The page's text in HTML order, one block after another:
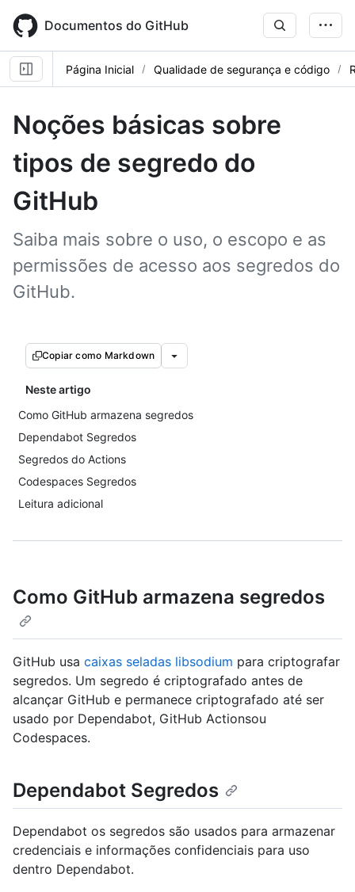
main
content
Documentos do GitHub
Página Inicial Qualidade de segurança e código
Noções básicas sobre
tipos de segredo do
GitHub
Saiba mais sobre o uso, o escopo e as
permissões de acesso aos segredos do
GitHub.
Copiar como Markdown
Neste artigo
Como GitHub armazena segredos
Dependabot Segredos
Segredos do Actions
Codespaces Segredos
Leitura adicional
Como GitHub armazena segredos
GitHub usa caixas seladas libsodium para criptografar
segredos. Um segredo é criptografado antes de
alcançar GitHub e permanece criptografado até ser
usado por Dependabot, GitHub Actionsou
Codespaces.
Dependabot Segredos
Dependabot os segredos são usados para armazenar
credenciais e informações confidenciais para uso
dentro Dependabot.